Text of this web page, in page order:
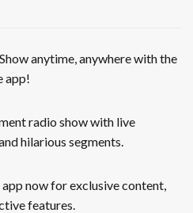
anytime, anywhere with the
app!
radio show with live
hilarious segments.
now for exclusive content,
features.